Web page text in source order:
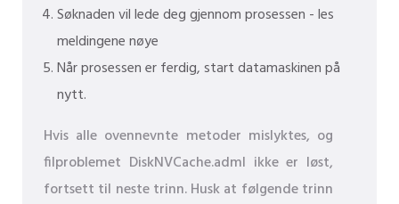
Søknaden vil lede deg gjennom prosessen - les
meldingene nøye
Når prosessen er ferdig, start datamaskinen på
nytt.
Hvis alle ovennevnte metoder mislyktes, og
filproblemet DiskNVCache.adml ikke er løst,
fortsett til neste trinn. Husk at følgende trinn